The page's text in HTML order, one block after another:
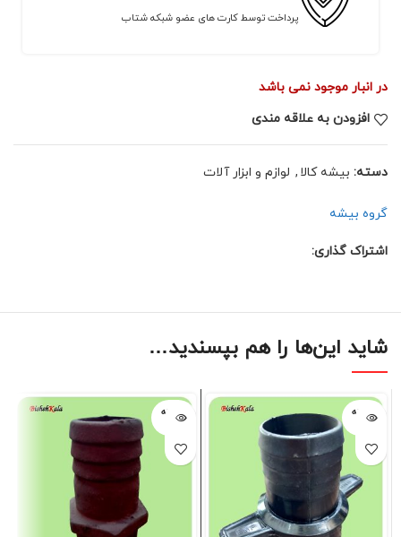
پرداخت توسط کارت های عضو شبکه شتاب
در انبار موجود نمی باشد
افزودن به علاقه مندی
دسته: بیشه کالا , لوازم و ابزار آلات
گروه بیشه
اشتراک گذاری:
شاید این‌ها را هم بپسندید…
فروخته
شده
فروخته
شده